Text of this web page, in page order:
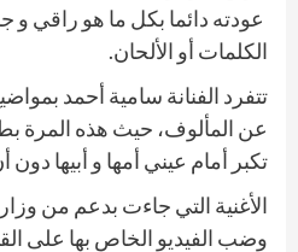
عودته دائما بكل ما هو راقي
الكلمات أو الألحان.
تتفرد الفنانة سامية أحمد
عن المألوف، حيث هذه المرة
تكبر أمام عيني أمها و أبيها
الأغنية التي جاءت بدعم من
وضب الفيديو الخاص بها على